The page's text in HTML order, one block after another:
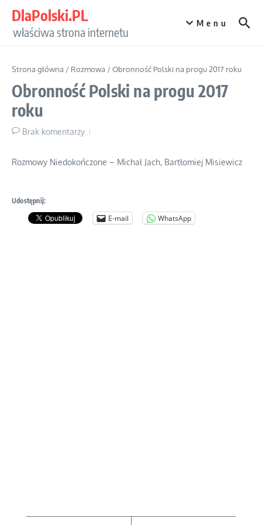
DlaPolski.PL
właściwa strona internetu
Menu
Strona główna / Rozmowa /Obronność Polski na progu 2017 roku
Obronność Polski na progu 2017
roku
Brak komentarzy
Rozmowy Niedokończone – Michał Jach, Bartłomiej Misiewicz
Udostępnij:
E-mail WhatsApp